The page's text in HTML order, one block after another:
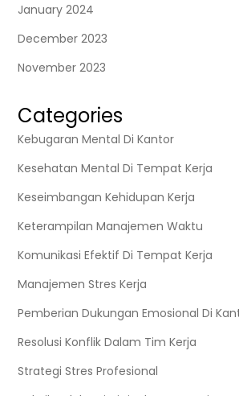
January 2024
December 2023
November 2023
Categories
Kebugaran Mental Di Kantor
Kesehatan Mental Di Tempat Kerja
Keseimbangan Kehidupan Kerja
Keterampilan Manajemen Waktu
Komunikasi Efektif Di Tempat Kerja
Manajemen Stres Kerja
Pemberian Dukungan Emosional Di
Resolusi Konflik Dalam Tim Kerja
Strategi Stres Profesional